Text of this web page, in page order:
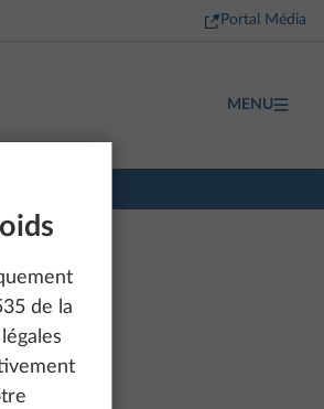
Portal Média
MENU
de la